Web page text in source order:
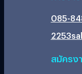
085-
2253
สมัครง